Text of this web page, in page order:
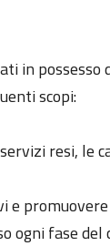
in
scopi:
resi,
e
ogni fase del